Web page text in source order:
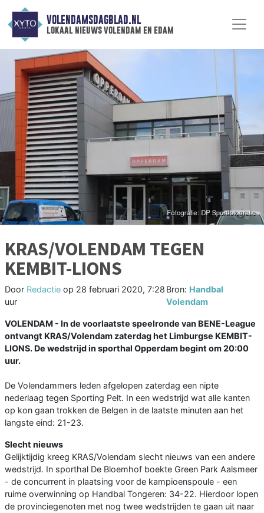
VOLENDAMSDAGBLAD.NL
lokaal nieuws volendam en edam
KRAS/VOLENDAM TEGEN
KEMBIT-LIONS
Door Redactie op 28 februari 2020, 7:28
uur
Bron: Handbal
Volendam
VOLENDAM - In de voorlaatste speelronde van BENE-League
ontvangt KRAS/Volendam zaterdag het Limburgse KEMBIT-
LIONS. De wedstrijd in sporthal Opperdam begint om 20:00
uur.
De Volendammers leden afgelopen zaterdag een nipte
nederlaag tegen Sporting Pelt. In een wedstrijd wat alle kanten
op kon gaan trokken de Belgen in de laatste minuten aan het
langste eind: 21-23.
Slecht nieuws
Gelijktijdig kreeg KRAS/Volendam slecht nieuws van een andere
wedstrijd. In sporthal De Bloemhof boekte Green Park Aalsmeer
- de concurrent in plaatsing voor de kampioenspoule - een
ruime overwinning op Handbal Tongeren: 34-22. Hierdoor lopen
de provinciegenoten met nog twee wedstrijden te gaan uit naar